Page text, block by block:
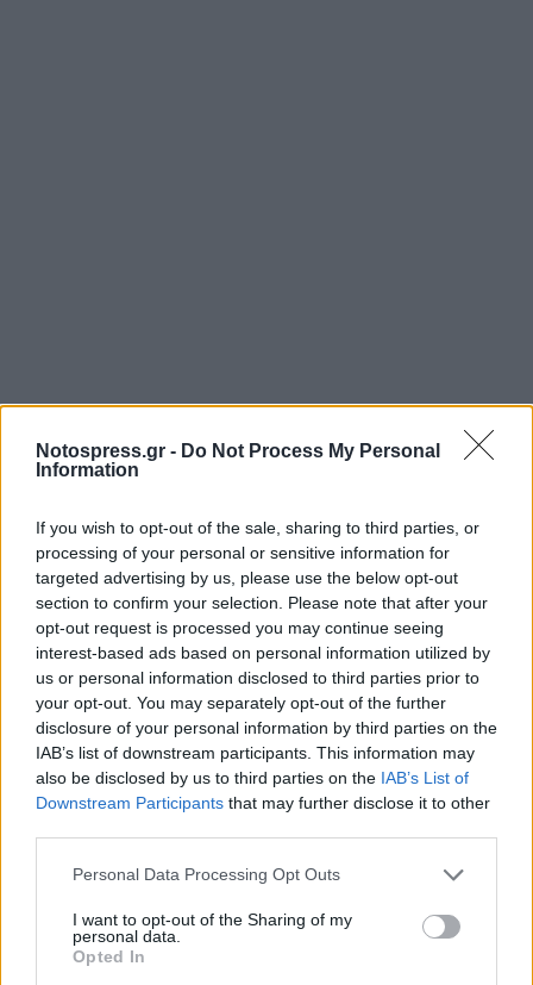
Notospress.gr - Do Not Process My Personal
Information
If you wish to opt-out of the sale, sharing to third parties, or
processing of your personal or sensitive information for
targeted advertising by us, please use the below opt-out
section to confirm your selection. Please note that after your
opt-out request is processed you may continue seeing
interest-based ads based on personal information utilized by
us or personal information disclosed to third parties prior to
your opt-out. You may separately opt-out of the further
disclosure of your personal information by third parties on the
IAB’s list of downstream participants. This information may
also be disclosed by us to third parties on the IAB’s List of
Downstream Participants that may further disclose it to other
Personal Data Processing Opt Outs
I want to opt-out of the Sharing of my
personal data.
Opted In
Σχετικά Άρθρα